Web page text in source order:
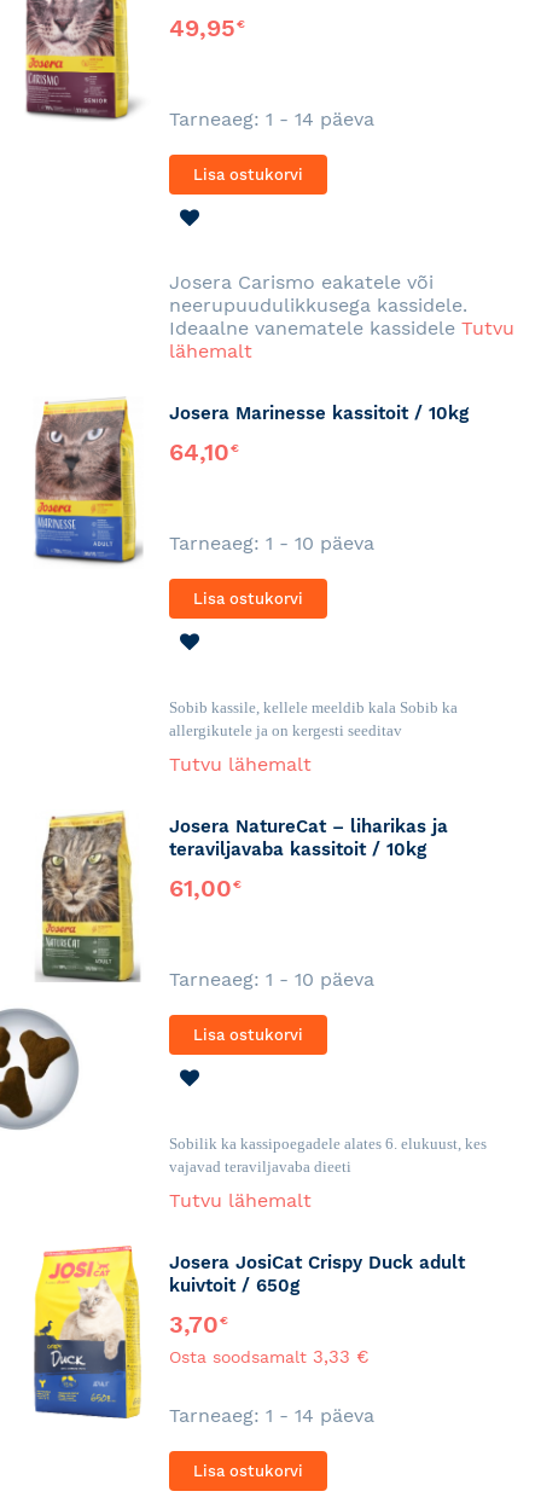
49,95€
Tarneaeg: 1 - 14 päeva
Lisa ostukorvi
Josera Carismo eakatele või
neerupuudulikkusega kassidele.
Ideaalne vanematele kassidele Tutvu
lähemalt
Josera Marinesse kassitoit / 10kg
64,10€
Tarneaeg: 1 - 10 päeva
Lisa ostukorvi
Sobib kassile, kellele meeldib kala Sobib ka
allergikutele ja on kergesti seeditav
Tutvu lähemalt
Josera NatureCat – liharikas ja
teraviljavaba kassitoit / 10kg
61,00€
Tarneaeg: 1 - 10 päeva
Lisa ostukorvi
Sobilik ka kassipoegadele alates 6. elukuust, kes
vajavad teraviljavaba dieeti
Tutvu lähemalt
Josera JosiCat Crispy Duck adult
kuivtoit / 650g
3,70€
Osta soodsamalt 3,33 €
Tarneaeg: 1 - 14 päeva
Lisa ostukorvi